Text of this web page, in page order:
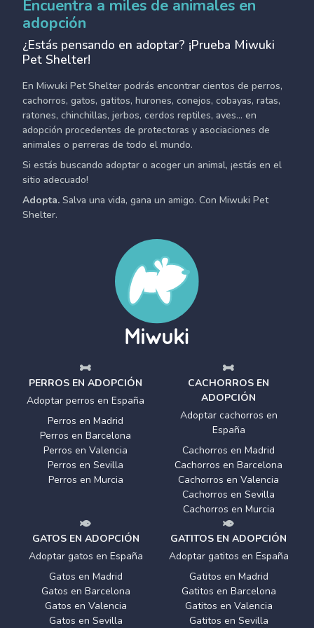
Encuentra a miles de animales en
adopción
¿Estás pensando en adoptar? ¡Prueba Miwuki
Pet Shelter!
En Miwuki Pet Shelter podrás encontrar cientos de perros,
cachorros, gatos, gatitos, hurones, conejos, cobayas, ratas,
ratones, chinchillas, jerbos, cerdos reptiles, aves... en
adopción procedentes de protectoras y asociaciones de
animales o perreras de todo el mundo.
Si estás buscando adoptar o acoger un animal, ¡estás en el
sitio adecuado!
Adopta. Salva una vida, gana un amigo. Con Miwuki Pet
Shelter.
PERROS EN ADOPCIÓN
Adoptar perros en España
Perros en Madrid
Perros en Barcelona
Perros en Valencia
Perros en Sevilla
Perros en Murcia
CACHORROS EN
ADOPCIÓN
Adoptar cachorros en
España
Cachorros en Madrid
Cachorros en Barcelona
Cachorros en Valencia
Cachorros en Sevilla
Cachorros en Murcia
GATOS EN ADOPCIÓN
Adoptar gatos en España
Gatos en Madrid
Gatos en Barcelona
Gatos en Valencia
Gatos en Sevilla
GATITOS EN ADOPCIÓN
Adoptar gatitos en España
Gatitos en Madrid
Gatitos en Barcelona
Gatitos en Valencia
Gatitos en Sevilla